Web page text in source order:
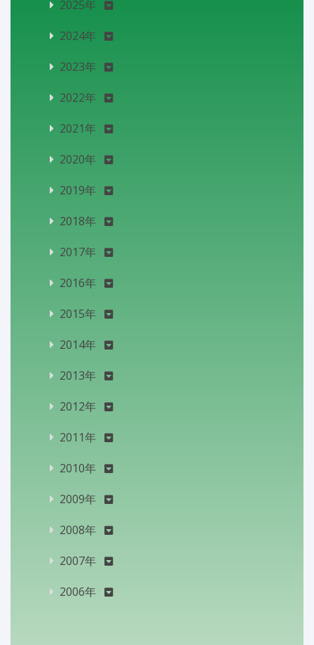
2025年
2024年
2023年
2022年
2021年
2020年
2019年
2018年
2017年
2016年
2015年
2014年
2013年
2012年
2011年
2010年
2009年
2008年
2007年
2006年